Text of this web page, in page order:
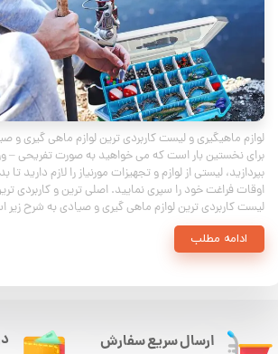
برای نخستین بار است که می خواهید به صورت تفریحی –
بپردازید، لیستی از لوازم و تجهیزات مورنیاز را لازم دارید
اوقات فراغت خود را سپری نمایید. اصلی ترین و کاربردی
لیست کاربردی ترین لوازم ماهی گیری و صیادی به شرح
ادامه مطلب
ارسال سریع سفارش